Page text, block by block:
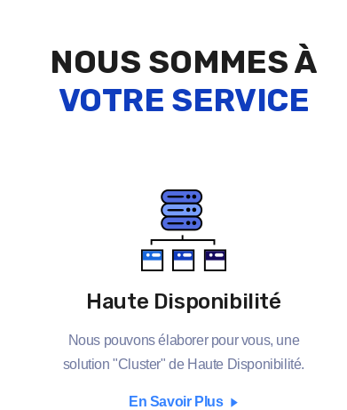
NOUS SOMMES À
VOTRE SERVICE
Haute Disponibilité
Nous pouvons élaborer pour vous, une
solution "Cluster" de Haute Disponibilité.
En Savoir Plus